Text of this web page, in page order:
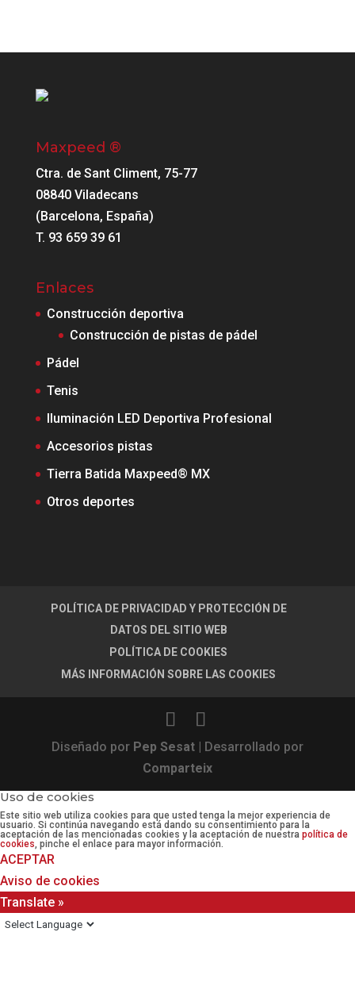
Maxpeed ®
Ctra. de Sant Climent, 75-77
08840 Viladecans
(Barcelona, España)
T. 93 659 39 61
Enlaces
Construcción deportiva
Construcción de pistas de pádel
Pádel
Tenis
Iluminación LED Deportiva Profesional
Accesorios pistas
Tierra Batida Maxpeed® MX
Otros deportes
POLÍTICA DE PRIVACIDAD Y PROTECCIÓN DE
DATOS DEL SITIO WEB
POLÍTICA DE COOKIES
MÁS INFORMACIÓN SOBRE LAS COOKIES
Diseñado por Pep Sesat| Desarrollado por
Comparteix
Uso de cookies
Este sitio web utiliza cookies para que usted tenga la mejor experiencia de
usuario. Si continúa navegando está dando su consentimiento para la
aceptación de las mencionadas cookies y la aceptación de nuestra política de
cookies , pinche el enlace para mayor información.
ACEPTAR
Aviso de cookies
Translate »